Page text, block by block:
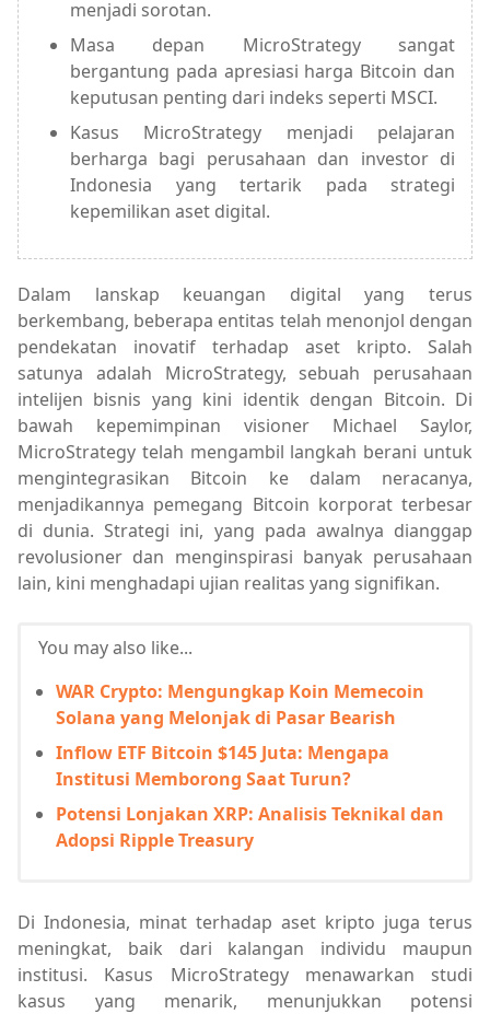
menjadi sorotan.
Masa depan MicroStrategy sangat
bergantung pada apresiasi harga Bitcoin dan
keputusan penting dari indeks seperti MSCI.
Kasus MicroStrategy menjadi pelajaran
berharga bagi perusahaan dan investor di
Indonesia yang tertarik pada strategi
kepemilikan aset digital.
Dalam lanskap keuangan digital yang terus
berkembang, beberapa entitas telah menonjol dengan
pendekatan inovatif terhadap aset kripto. Salah
satunya adalah MicroStrategy, sebuah perusahaan
intelijen bisnis yang kini identik dengan Bitcoin. Di
bawah kepemimpinan visioner Michael Saylor,
MicroStrategy telah mengambil langkah berani untuk
mengintegrasikan Bitcoin ke dalam neracanya,
menjadikannya pemegang Bitcoin korporat terbesar
di dunia. Strategi ini, yang pada awalnya dianggap
revolusioner dan menginspirasi banyak perusahaan
lain, kini menghadapi ujian realitas yang signifikan.
You may also like...
WAR Crypto: Mengungkap Koin Memecoin
Solana yang Melonjak di Pasar Bearish
Inflow ETF Bitcoin $145 Juta: Mengapa
Institusi Memborong Saat Turun?
Potensi Lonjakan XRP: Analisis Teknikal dan
Adopsi Ripple Treasury
Di Indonesia, minat terhadap aset kripto juga terus
meningkat, baik dari kalangan individu maupun
institusi. Kasus MicroStrategy menawarkan studi
kasus yang menarik, menunjukkan potensi